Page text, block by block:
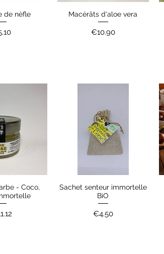
View
de nèfle Quick View
Macérâts d'aloe vera
Price
€10.90
View- Coco,
Quick View
Sachet senteur immortelle
BiO
Price
€4.50